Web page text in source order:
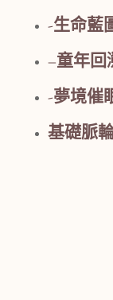
-生命藍
–童年回
-夢境催
基礎脈